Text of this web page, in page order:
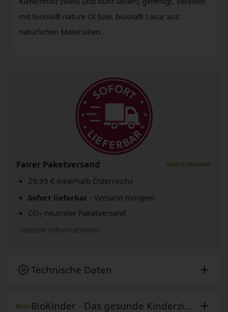
mit bioola® nature Öl bzw. bioola® Lasur aus
natürlichen Materialien.
Fairer Paketversand
29,95 € innerhalb Österreichs
Sofort lieferbar - Versand morgen!
CO2-neutraler Paketversand
weitere Informationen
Technische Daten
BioKinder - Das gesunde Kinderzimmer